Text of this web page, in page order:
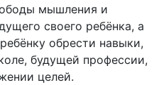
мышления и
своего ребёнка, а
обрести навыки,
будущей профессии,
целей.